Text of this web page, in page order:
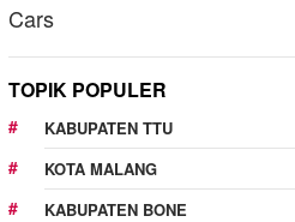
TOPIK POPULER
KABUPATEN TTU
KOTA MALANG
KABUPATEN BONE